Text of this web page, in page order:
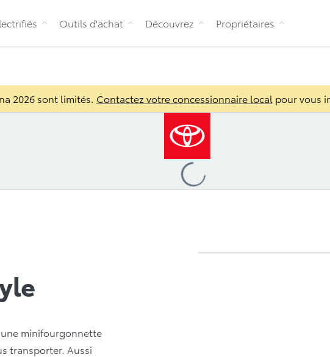
Outils d'achat Découvrez Propriétaires
2026 sont limités. Contactez votre concessionnaire local pour vous
Loading
une minifourgonnette
transporter. Aussi